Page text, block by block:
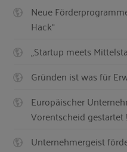
Neue
Hack“
„Startup meets
Gründen ist was für
Europäischer
Vorentscheid gestartet !
Unternehmergeist